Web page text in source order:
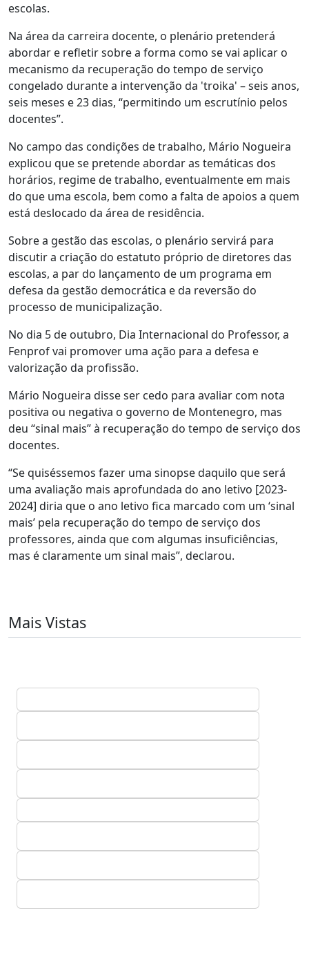
escolas.
Na área da carreira docente, o plenário pretenderá
abordar e refletir sobre a forma como se vai aplicar o
mecanismo da recuperação do tempo de serviço
congelado durante a intervenção da 'troika' – seis anos,
seis meses e 23 dias, “permitindo um escrutínio pelos
docentes”.
No campo das condições de trabalho, Mário Nogueira
explicou que se pretende abordar as temáticas dos
horários, regime de trabalho, eventualmente em mais
do que uma escola, bem como a falta de apoios a quem
está deslocado da área de residência.
Sobre a gestão das escolas, o plenário servirá para
discutir a criação do estatuto próprio de diretores das
escolas, a par do lançamento de um programa em
defesa da gestão democrática e da reversão do
processo de municipalização.
No dia 5 de outubro, Dia Internacional do Professor, a
Fenprof vai promover uma ação para a defesa e
valorização da profissão.
Mário Nogueira disse ser cedo para avaliar com nota
positiva ou negativa o governo de Montenegro, mas
deu “sinal mais” à recuperação do tempo de serviço dos
docentes.
“Se quiséssemos fazer uma sinopse daquilo que será
uma avaliação mais aprofundada do ano letivo [2023-
2024] diria que o ano letivo fica marcado com um ‘sinal
mais’ pela recuperação do tempo de serviço dos
professores, ainda que com algumas insuficiências,
mas é claramente um sinal mais”, declarou.
Mais Vistas